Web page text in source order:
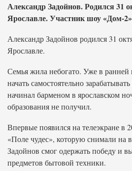
Александр Задойнов. Родился 31
Ярославле. Участник шоу «Дом-
Александр Задойнов родился 31
Ярославле.
Семья жила небогато. Уже в
начать самостоятельно
начинал барменом в ярославском
образования не получил.
Впервые появился на телеэкране в
«Поле чудес», которую снимали на
Задойнов смог одержать победу и
предметов бытовой техники.